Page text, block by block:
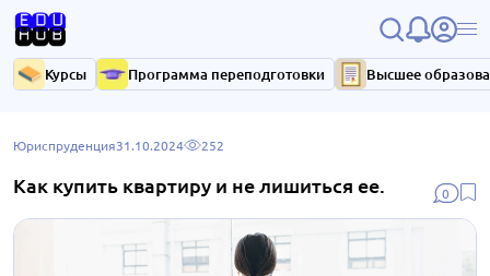
Курсы Программа переподготовки Высшее
0
Юриспруденция31.10.2024 252
Как купить квартиру и не лишиться ее.